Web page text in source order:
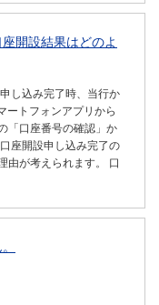
開設結果はどのよ
し込み完了時、当行か
ートフォンアプリから
「口座番号の確認」か
座開設申し込み完了の
由が考えられます。 口